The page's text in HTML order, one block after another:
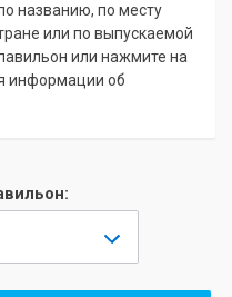
названию, по месту
или по выпускаемой
или нажмите на
информации об